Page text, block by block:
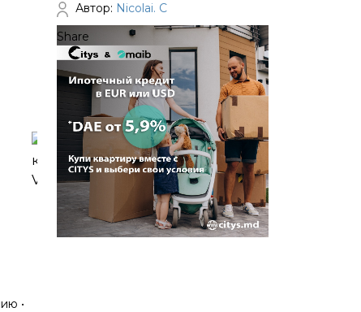
•
Автор: Nicolai. C
Share